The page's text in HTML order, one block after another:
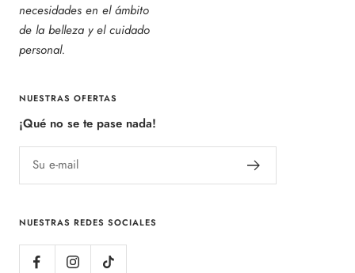
necesidades en el ámbito
de la belleza y el cuidado
personal.
NUESTRAS OFERTAS
¡Qué no se te pase nada!
Su e-mail
NUESTRAS REDES SOCIALES